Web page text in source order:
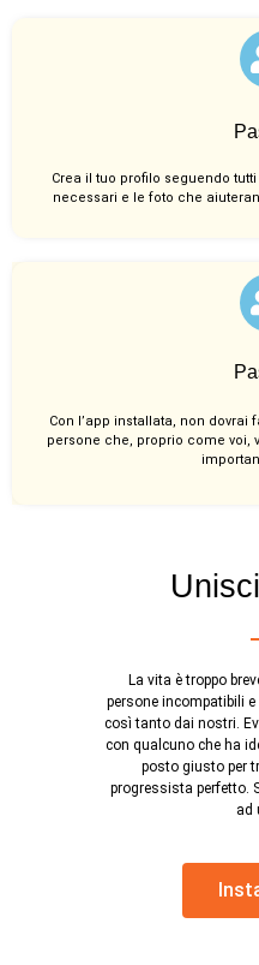
Crea il tuo profilo seguendo
necessari e le foto che
Con l’app installata, non dovrai
persone che, proprio come voi,
La vita è troppo
persone incompatibili
così tanto dai nostri.
con qualcuno che ha
posto giusto per
progressista perfetto.
ad